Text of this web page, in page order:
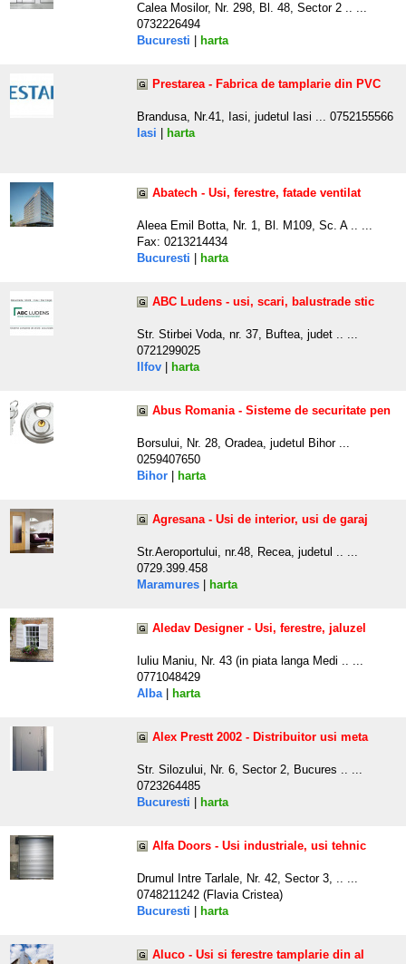
Calea Mosilor, Nr. 298, Bl. 48, Sector 2 .. ...
0732226494
Bucuresti
harta
Prestarea - Fabrica de tamplarie din PVC
Brandusa, Nr.41, Iasi, judetul Iasi ... 0752155566
Iasi
harta
Abatech - Usi, ferestre, fatade ventilat
Aleea Emil Botta, Nr. 1, Bl. M109, Sc. A .. ...
Fax: 0213214434
Bucuresti
harta
ABC Ludens - usi, scari, balustrade stic
Str. Stirbei Voda, nr. 37, Buftea, judet .. ...
0721299025
Ilfov
harta
Abus Romania - Sisteme de securitate pen
Borsului, Nr. 28, Oradea, judetul Bihor ...
0259407650
Bihor
harta
Agresana - Usi de interior, usi de garaj
Str.Aeroportului, nr.48, Recea, judetul .. ...
0729.399.458
Maramures
harta
Aledav Designer - Usi, ferestre, jaluzel
Iuliu Maniu, Nr. 43 (in piata langa Medi .. ...
0771048429
Alba| harta
Alex Prestt 2002 - Distribuitor usi meta
Str. Silozului, Nr. 6, Sector 2, Bucures .. ...
0723264485
Bucuresti
harta
Alfa Doors - Usi industriale, usi tehnic
Drumul Intre Tarlale, Nr. 42, Sector 3, .. ...
0748211242 (Flavia Cristea)
Bucuresti
harta
Aluco - Usi si ferestre tamplarie din al